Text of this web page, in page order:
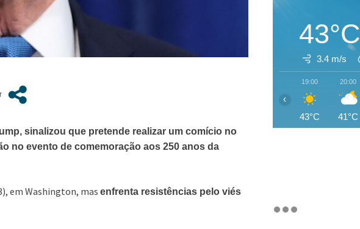
sinalizou que pretende realizar um comício no
no evento de comemoração aos 250 anos da
em Washington, mas enfrenta resistências pelo viés
43°C
3.4 m/s
19:00
43°C
20:00
41°C
‹